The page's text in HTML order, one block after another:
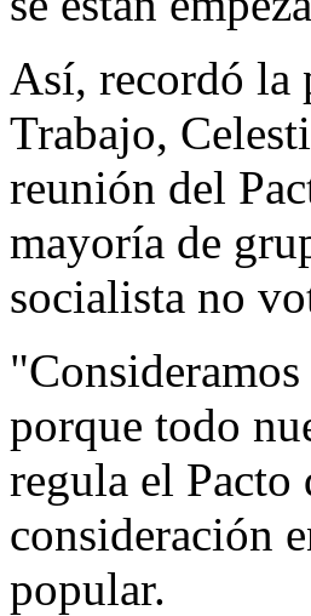
Así, recordó la
Trabajo,
reunión del
mayoría de
socialista no
porque todo
regula el Pacto
consideración
popular.